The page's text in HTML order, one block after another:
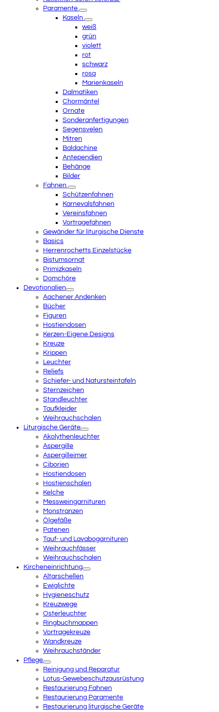
Paramente
Kaseln
weiß
grün
violett
rot
schwarz
rosa
Marienkaseln
Dalmatiken
Chormäntel
Ornate
Sonderanfertigungen
Segensvelen
Mitren
Baldachine
Antependien
Behänge
Bilder
Fahnen
Schützenfahnen
Karnevalsfahnen
Vereinsfahnen
Vortragefahnen
Gewänder für liturgische Dienste
Basics
Herrenrochetts Einzelstücke
Bistumsornat
Primizkaseln
Domchöre
Devotionalien
Aachener Andenken
Bücher
Figuren
Hostiendosen
Kerzen-Eigene Designs
Kreuze
Krippen
Leuchter
Reliefs
Schiefer- und Natursteintafeln
Sternzeichen
Standleuchter
Taufkleider
Weihrauchschalen
Liturgische Geräte
Akolythenleuchter
Aspergille
Aspergilleimer
Ciborien
Hostiendosen
Hostienschalen
Kelche
Messweingarnituren
Monstranzen
Ölgefäße
Patenen
Tauf- und Lavabogarnituren
Weihrauchfässer
Weihrauchschalen
Kircheneinrichtung
Altarschellen
Ewiglichte
Hygieneschutz
Kreuzwege
Osterleuchter
Ringbuchmappen
Vortragekreuze
Wandkreuze
Weihrauchständer
Pflege
Reinigung und Reparatur
Lotus-Gewebeschutzausrüstung
Restaurierung Fahnen
Restaurierung Paramente
Restaurierung liturgische Geräte